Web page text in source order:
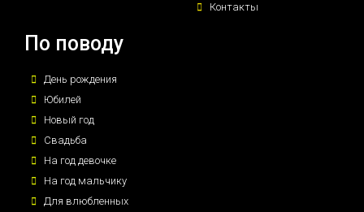
Контакты
По поводу
День рождения
Юбилей
Новый год
Свадьба
На год девочке
На год мальчику
Для влюбленных